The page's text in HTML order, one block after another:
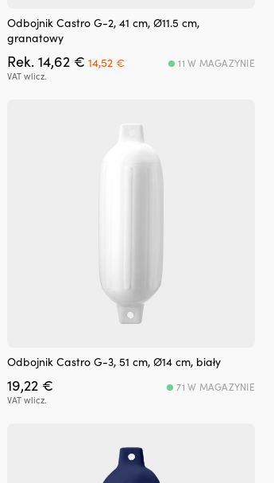
Odbojnik Castro G-2, 41 cm, Ø11.5 cm,
granatowy
Rek. 14,62 € Pierwotna
cena
14,52 €Aktualna
VAT wlicz.
11 W MAGAZYNIE
Odbojnik Castro G-3, 51 cm, Ø14 cm, biały
19,22 €
VAT wlicz.
71 W MAGAZYNIE